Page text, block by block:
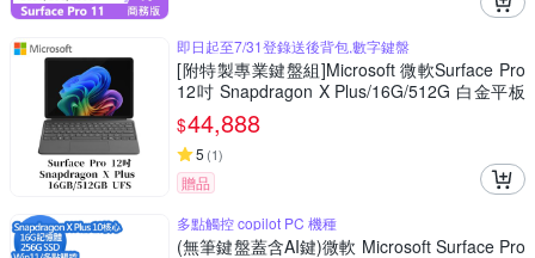
即日起至7/31登錄送後背包,數字鍵盤
[附特製專業鍵盤組]Microsoft 微軟Surface Pro
12吋 Snapdragon X Plus/16G/512G 白金平板
筆電EP2-27672(不含筆)
$44,888
5 (1)
贈品
多點觸控 copilot PC 機種
(無筆鍵盤蓋含AI鍵)微軟 Microsoft Surface Pro